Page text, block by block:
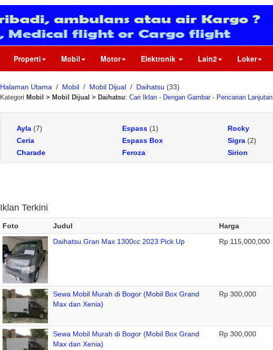
Properti Mobil Motor Elektronik Lain2 Loker
Halaman Utama / Mobil/ Mobil Dijual/ Daihatsu (33)
Kategori Mobil > Mobil Dijual > Daihatsu: Cari Iklan- Dengan Gambar- Pencarian Lanjutan
Ayla(7)
Ceria
Charade
Charmant
Espass(1)
Espass Box
Feroza
Gran Max(4)
Rocky
Sigra (2)
Sirion
Taft
Iklan Terkini
Foto Judul Harga
Daihatsu Gran Max 1300cc 2023 Pick Up
Rp 115,000,000
Sewa Mobil Murah di Bogor (Mobil Box Grand
Max dan Xenia)
Rp 300,000
Sewa Mobil Murah di Bogor (Mobil Box Grand
Max dan Xenia)
Rp 300,000